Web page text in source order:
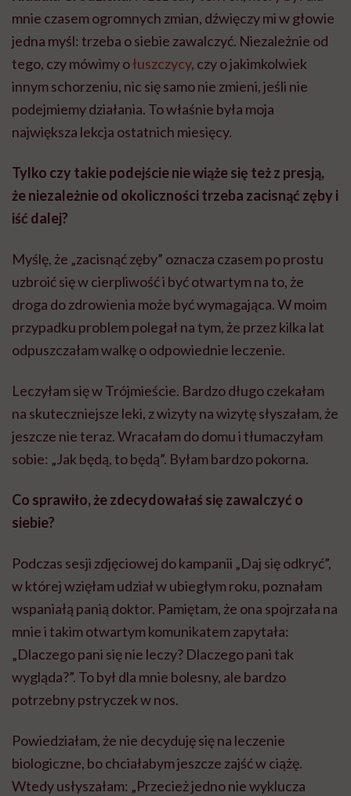
mnie czasem ogromnych zmian, dźwięczy mi w głowie
jedna myśl: trzeba o siebie zawalczyć. Niezależnie od
tego, czy mówimy ołuszczycy, czy o jakimkolwiek
innym schorzeniu, nic się samo nie zmieni, jeśli nie
podejmiemy działania. To właśnie była moja
największa lekcja ostatnich miesięcy.
Tylko czy takie podejście nie wiąże się też z presją,
że niezależnie od okoliczności trzeba zacisnąć zęby i
iść dalej?
Myślę, że „zacisnąć zęby” oznacza czasem po prostu
uzbroić się w cierpliwość i być otwartym na to, że
droga do zdrowienia może być wymagająca. W moim
przypadku problem polegał na tym, że przez kilka lat
odpuszczałam walkę o odpowiednie leczenie.
Leczyłam się w Trójmieście. Bardzo długo czekałam
na skuteczniejsze leki, z wizyty na wizytę słyszałam, że
jeszcze nie teraz. Wracałam do domu i tłumaczyłam
sobie: „Jak będą, to będą”. Byłam bardzo pokorna.
Co sprawiło, że zdecydowałaś się zawalczyć o
siebie?
Podczas sesji zdjęciowej do kampanii „Daj się odkryć”,
w której wzięłam udział w ubiegłym roku, poznałam
wspaniałą panią doktor. Pamiętam, że ona spojrzała na
mnie i takim otwartym komunikatem zapytała:
„Dlaczego pani się nie leczy? Dlaczego pani tak
wygląda?”. To był dla mnie bolesny, ale bardzo
potrzebny pstryczek w nos.
Powiedziałam, że nie decyduję się na leczenie
biologiczne, bo chciałabym jeszcze zajść w ciążę.
Wtedy usłyszałam: „Przecież jedno nie wyklucza